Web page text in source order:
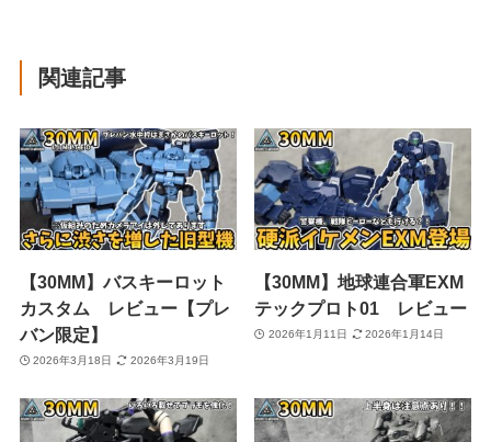
関連記事
【30MM】バスキーロット
カスタム レビュー【プレ
バン限定】
2026年3月18日 2026年3月19日
【30MM】地球連合軍EXM
テックプロト01 レビュー
2026年1月11日 2026年1月14日